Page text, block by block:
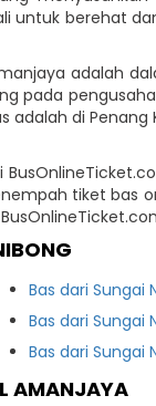
untuk berehat
adalah
pada
di
tiket bas
Bas dari Sungai
Bas dari Sungai
Bas dari Sungai
AMANJAYA